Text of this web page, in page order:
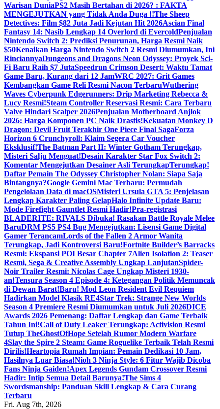
Warisan DuniaPS2 Masih Bertahan di 2026? : FAKTA
MENGEJUTKAN yang Tidak Anda Duga !!The Sheep
Detectives: Film $82 Juta Jadi Kejutan Hit 2026Ascian Final
Fantasy 14: Nasib Lengkap 14 Overlord di EvercoldPenjualan
Nintendo Switch 2: Prediksi Penurunan, Harga Resmi Naik
$50Kenaikan Harga Nintendo Switch 2 Resmi Diumumkan, Ini
RinciannyaDungeons and Dragons Neon Odyssey: Proyek Sci-
Fi Baru Raih $7 JutaSpeedrun Crimson Desert: Waktu Tamat
Game Baru, Kurang dari 12 JamWRC 2027: Grit Games
Kembangkan Game Reli Resmi Nacon TerbaruWuthering
Waves Cyberpunk Edgerunners: Drip Marketing Rebecca &
Lucy Resmi!Steam Controller Reservasi Resmi: Cara Terbaru
Valve Hindari Scalper 2026Penjualan Motherboard Anjlok
2026: Harga Komponen PC Naik Drastis!Kekuatan Monkey D
Dragon: Devil Fruit Terakhir One Piece Final SagaForza
Horizon 6 Crunchyroll: Klaim Segera Car Voucher
Eksklusif!The Batman Part II: Winter Gotham Terungkap,
Misteri Salju Menguat!Desain Karakter Star Fox Switch 2:
Komentar Mengejutkan Desainer Asli TerungkapTerungkap!
Daftar Pemain The Odyssey Christopher Nolan: Siapa Saja
Bintangnya?Google Gemini Mac Terbaru: Permudah
Pengelolaan Data di macOSMisteri Ursula GTA 5: Penjelasan
Lengkap Karakter Paling GelapHalo Infinite Update Baru:
Mode Firefight Gauntlet Resmi Hadir!Pra-registrasi
BLADERITE: RIVALS Dibuka! Rasakan Battle Royale Melee
BaruDRM PS5 PS4 Bug Mengejutkan: Lisensi Game Digital
Gamer TerancamLords of the Fallen 2 Armor Wanita
Terungkap, Jadi Kontroversi Baru!Fortnite Builder’s Barracks
Resmi: Ekspansi POI Besar Chapter 7Alien Isolation 2: Teaser
Resmi, Sega & Creative Assembly Ungkap LanjutanSpider-
Noir Trailer Resmi: Nicolas Cage Ungkap Misteri 1930-
an!Tensura Season 4 Episode 4: Ketegangan Politik Memuncak
di Dewan Barat!Baru! Mod Leon Resident Evil Requiem
Hadirkan Model Klasik RE4Star Trek: Strange New Worlds
Season 4 Premiere Resmi Diumumkan untuk Juli 2026DICE
Awards 2026 Pemenang: Daftar Lengkap dan Game Terbaik
Tahun Ini!Call of Duty Leaker Terungkap: Activision Resmi
Tutup TheGhostOfHope Setelah Rumor Modern Warfare
4Slay the Spire 2 Steam: Game Roguelike Terbaik Telah Resmi
Dirilis!Heartopia Rumah Impian: Pemain Dedikasi 10 Jam,
Hasilnya Luar Biasa!Nioh 3 Ninja Style: 6 Fitur Wajib Dicoba
Fans Ninja Gaiden!Apex Legends Gundam Crossover Resmi
Hadir: Intip Semua Detail Barunya!The Sims 4
Swordsmanship: Panduan Skill Lengkap & Cara Curang
Terbaru
Fri. Aug 7th, 2026